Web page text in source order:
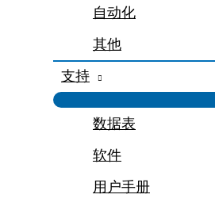
自动化
其他
支持
数据表
软件
用户手册